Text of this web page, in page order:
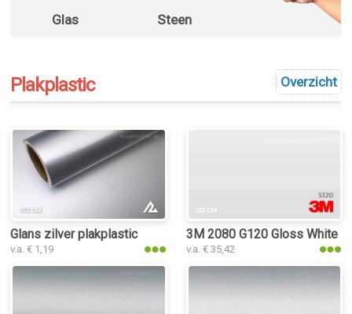
Glas Steen
Overzicht
Plakplastic
Glans zilver plakplastic
v.a. € 1,19
3M 2080 G120 Gloss White
v.a. € 35,42